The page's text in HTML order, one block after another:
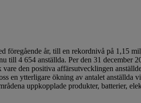
år, till en rekordnivå på 1,15
till 4 654 anställda. Per den 31 december
den positiva affärsutvecklingen
en ytterligare ökning av antalet anställda
uppkopplade produkter, batterier,